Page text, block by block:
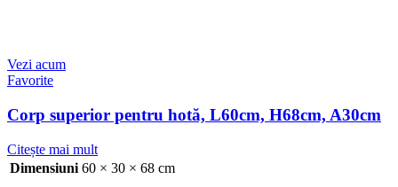
Vezi acum
Favorite
Corp superior pentru hotă, L60cm, H68cm, A30cm
Citește mai mult
Dimensiuni 60 × 30 × 68 cm